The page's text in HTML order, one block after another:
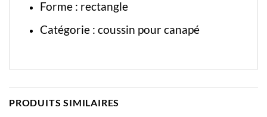
Forme : rectangle
Catégorie : coussin pour canapé
PRODUITS SIMILAIRES